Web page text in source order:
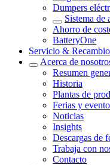
Dumpers
Sistema de
Ahorro de
BatteryOne
Servicio &
Acerca de
Resumen
Historia
Plantas de
Ferias y
Noticias
Insights
Descargas de
Trabaja con
Contacto